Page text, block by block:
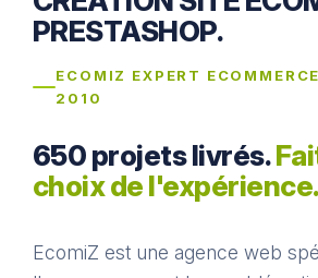
PRESTASHOP.
ECOMIZ EXPERT
2010
650 projets livrés.
choix de l'expérience.
EcomiZ est une agence web